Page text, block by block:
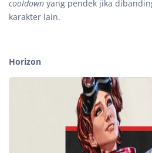
cooldown yang pendek jika
karakter lain.
Horizon